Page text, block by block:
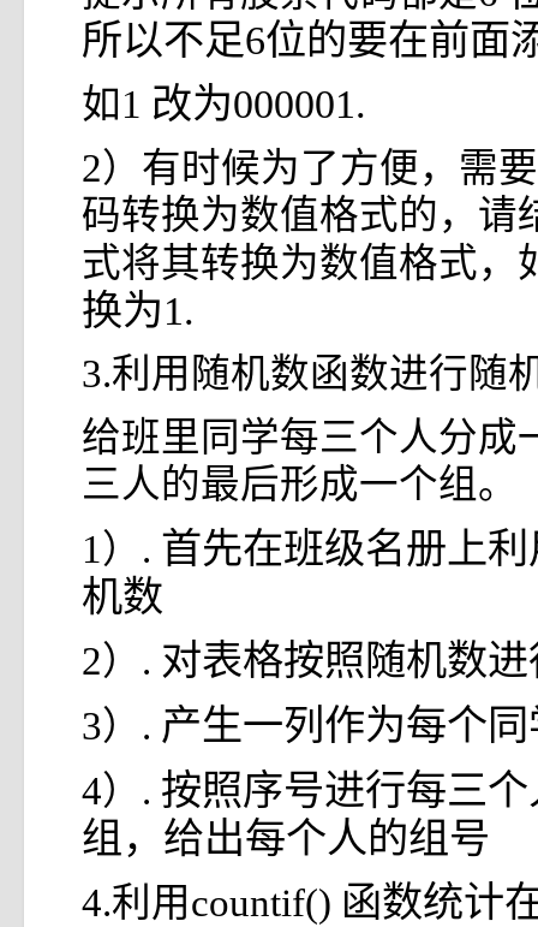
所以不足6位的要在前面
如1 改为000001.
2）有时候为了方便，需
码转换为数值格式的，请
式将其转换为数值格式，
换为1.
3.利用随机数函数进行随
给班里同学每三个人分成
三人的最后形成一个组。
1）. 首先在班级名册上利
机数
2）. 对表格按照随机数
3）. 产生一列作为每个
4）. 按照序号进行每三
组，给出每个人的组号
4.利用countif() 函数统计